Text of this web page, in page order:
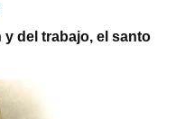
del trabajo, el santo